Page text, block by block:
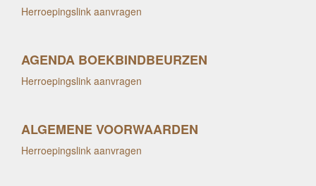
Herroepingslink aanvragen
AGENDA BOEKBINDBEURZEN
Herroepingslink aanvragen
ALGEMENE VOORWAARDEN
Herroepingslink aanvragen